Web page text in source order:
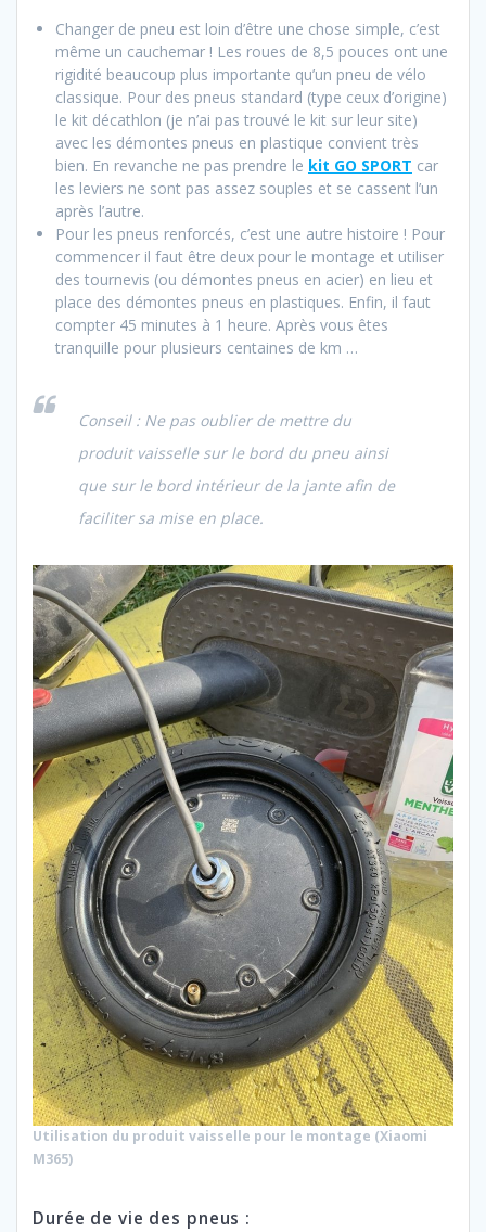
Changer de pneu est loin d’être une chose simple, c’est
même un cauchemar ! Les roues de 8,5 pouces ont une
rigidité beaucoup plus importante qu’un pneu de vélo
classique. Pour des pneus standard (type ceux d’origine)
le kit décathlon (je n’ai pas trouvé le kit sur leur site)
avec les démontes pneus en plastique convient très
bien. En revanche ne pas prendre le kit GO SPORT car
les leviers ne sont pas assez souples et se cassent l’un
après l’autre.
Pour les pneus renforcés, c’est une autre histoire ! Pour
commencer il faut être deux pour le montage et utiliser
des tournevis (ou démontes pneus en acier) en lieu et
place des démontes pneus en plastiques. Enfin, il faut
compter 45 minutes à 1 heure. Après vous êtes
tranquille pour plusieurs centaines de km …
Conseil : Ne pas oublier de mettre du
produit vaisselle sur le bord du pneu ainsi
que sur le bord intérieur de la jante afin de
faciliter sa mise en place.
Utilisation du produit vaisselle pour le montage (Xiaomi
M365)
Durée de vie des pneus :